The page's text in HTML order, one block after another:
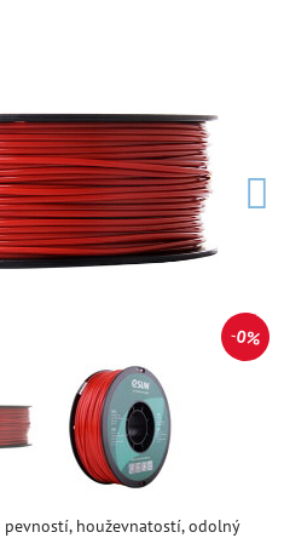
0%
pevností, houževnatostí, odolný